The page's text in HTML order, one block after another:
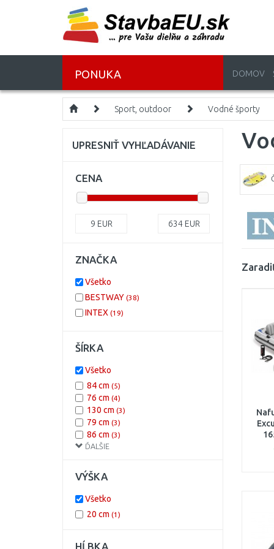
PONUKA DOMOV
Sport, outdoor Vodné športy
UPRESNIŤ VYHĽADÁVANIE
CENA
9 EUR 634EUR
ZNAČKA
Všetko
BESTWAY (38)
INTEX (19)
ŠÍRKA
ĎALŠIE
Všetko
84 cm (5)
76 cm (4)
130 cm (3)
79 cm (3)
86 cm (3)
106 cm
145 cm
165 cm
91 cm
94 cm (2)
118 cm
VÝŠKA
Všetko
20 cm (1)
HĹBKA